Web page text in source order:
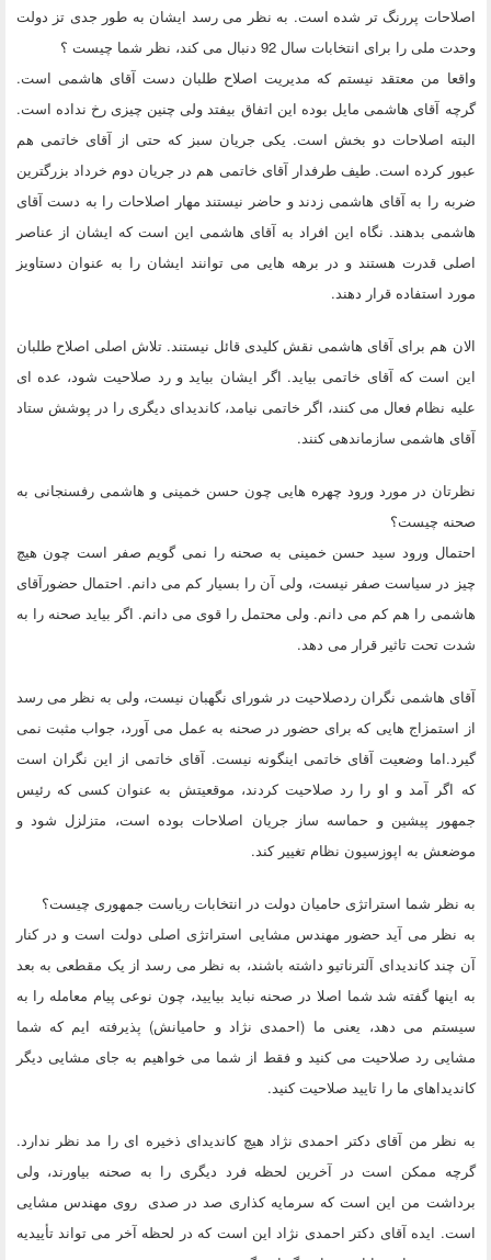
اصلاحات پررنگ تر شده است. به نظر می رسد ایشان به طور جدی تز دولت
وحدت ملی را برای انتخابات سال 92 دنبال می کند، نظر شما چیست ؟
واقعا من معتقد نیستم که مدیریت اصلاح طلبان دست آقای هاشمی است.
گرچه آقای هاشمی مایل بوده این اتفاق بیفتد ولی چنین چیزی رخ نداده است.
البته اصلاحات دو بخش است. یکی جریان سبز که حتی از آقای خاتمی هم
عبور کرده است. طیف طرفدار آقای خاتمی هم در جریان دوم خرداد بزرگترین
ضربه را به آقای هاشمی زدند و حاضر نیستند مهار اصلاحات را به دست آقای
هاشمی بدهند. نگاه این افراد به آقای هاشمی این است که ایشان از عناصر
اصلی قدرت هستند و در برهه هایی می توانند ایشان را به عنوان دستاویز
مورد استفاده قرار دهند.
الان هم برای آقای هاشمی نقش کلیدی قائل نیستند. تلاش اصلی اصلاح طلبان
این است که آقای خاتمی بیاید. اگر ایشان بیاید و رد صلاحیت شود، عده ای
علیه نظام فعال می کنند، اگر خاتمی نیامد، کاندیدای دیگری را در پوشش ستاد
آقای هاشمی سازماندهی کنند.
نظرتان در مورد ورود چهره هایی چون حسن خمینی و هاشمی رفسنجانی به
صحنه چیست؟
احتمال ورود سید حسن خمینی به صحنه را نمی گویم صفر است چون هیچ
چیز در سیاست صفر نیست، ولی آن را بسیار کم می دانم. احتمال حضورآقای
هاشمی را هم کم می دانم. ولی محتمل را قوی می دانم. اگر بیاید صحنه را به
شدت تحت تاثیر قرار می دهد.
آقای هاشمی نگران ردصلاحیت در شورای نگهبان نیست، ولی به نظر می رسد
از استمزاج هایی که برای حضور در صحنه به عمل می آورد، جواب مثبت نمی
گیرد.اما وضعیت آقای خاتمی اینگونه نیست. آقای خاتمی از این نگران است
که اگر آمد و او را رد صلاحیت کردند، موقعیتش به عنوان کسی که رئیس
جمهور پیشین و حماسه ساز جریان اصلاحات بوده است، متزلزل شود و
موضعش به اپوزسیون نظام تغییر کند.
به نظر شما استراتژی حامیان دولت در انتخابات ریاست جمهوری چیست؟
به نظر می آید حضور مهندس مشایی استراتژی اصلی دولت است و در کنار
آن چند کاندیدای آلترناتیو داشته باشند، به نظر می رسد از یک مقطعی به بعد
به اینها گفته شد شما اصلا در صحنه نباید بیایید، چون نوعی پیام معامله را به
سیستم می دهد، یعنی ما (احمدی نژاد و حامیانش) پذیرفته ایم که شما
مشایی رد صلاحیت می کنید و فقط از شما می خواهیم به جای مشایی دیگر
کاندیداهای ما را تایید صلاحیت کنید.
به نظر من آقای دکتر احمدی نژاد هیچ کاندیدای ذخیره ای را مد نظر ندارد.
گرچه ممکن است در آخرین لحظه فرد دیگری را به صحنه بیاورند، ولی
برداشت من این است که سرمایه کذاری صد در صدی روی مهندس مشایی
است. ایده آقای دکتر احمدی نژاد این است که در لحظه آخر می تواند تأییدیه